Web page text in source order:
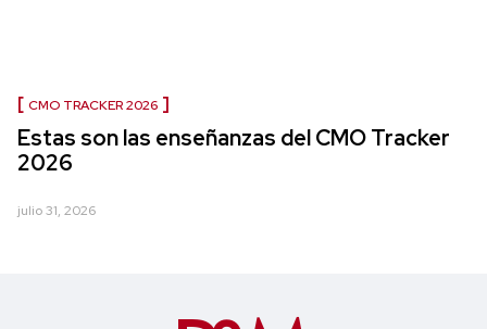
CMO TRACKER 2026
Estas son las enseñanzas del CMO Tracker
2026
julio 31, 2026